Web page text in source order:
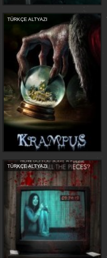
TÜRKÇE ALTYAZI
TÜRKÇE ALTYAZI